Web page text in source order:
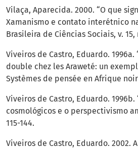
Vilaça, Aparecida. 2000. “O que
Xamanismo e contato interétnico
Brasileira de Ciências Sociais, v. 15,
Viveiros de Castro, Eduardo.
double chez les Araweté: un
Systèmes de pensée en Afrique
Viveiros de Castro, Eduardo. 1996b.
cosmológicos e o perspectivismo
115-144.
Viveiros de Castro, Eduardo. 2002.